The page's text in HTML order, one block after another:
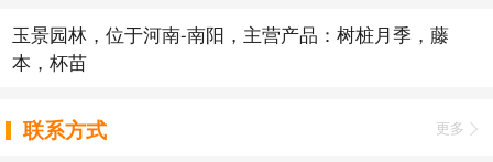
玉景园林，位于河南-南阳，主营产品：树桩月季，藤
本，杯苗
联系方式 更多